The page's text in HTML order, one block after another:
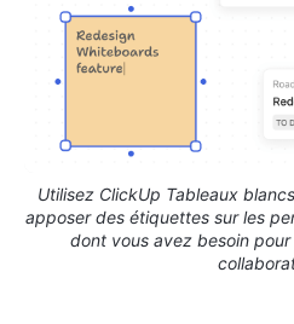
Utilisez ClickUp Tableaux
apposer des étiquettes sur les
dont vous avez besoin